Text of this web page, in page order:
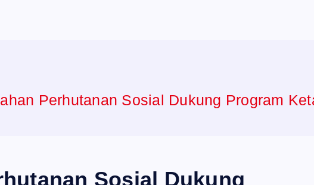
Perhutanan Sosial Dukung Program
Sosial Dukung